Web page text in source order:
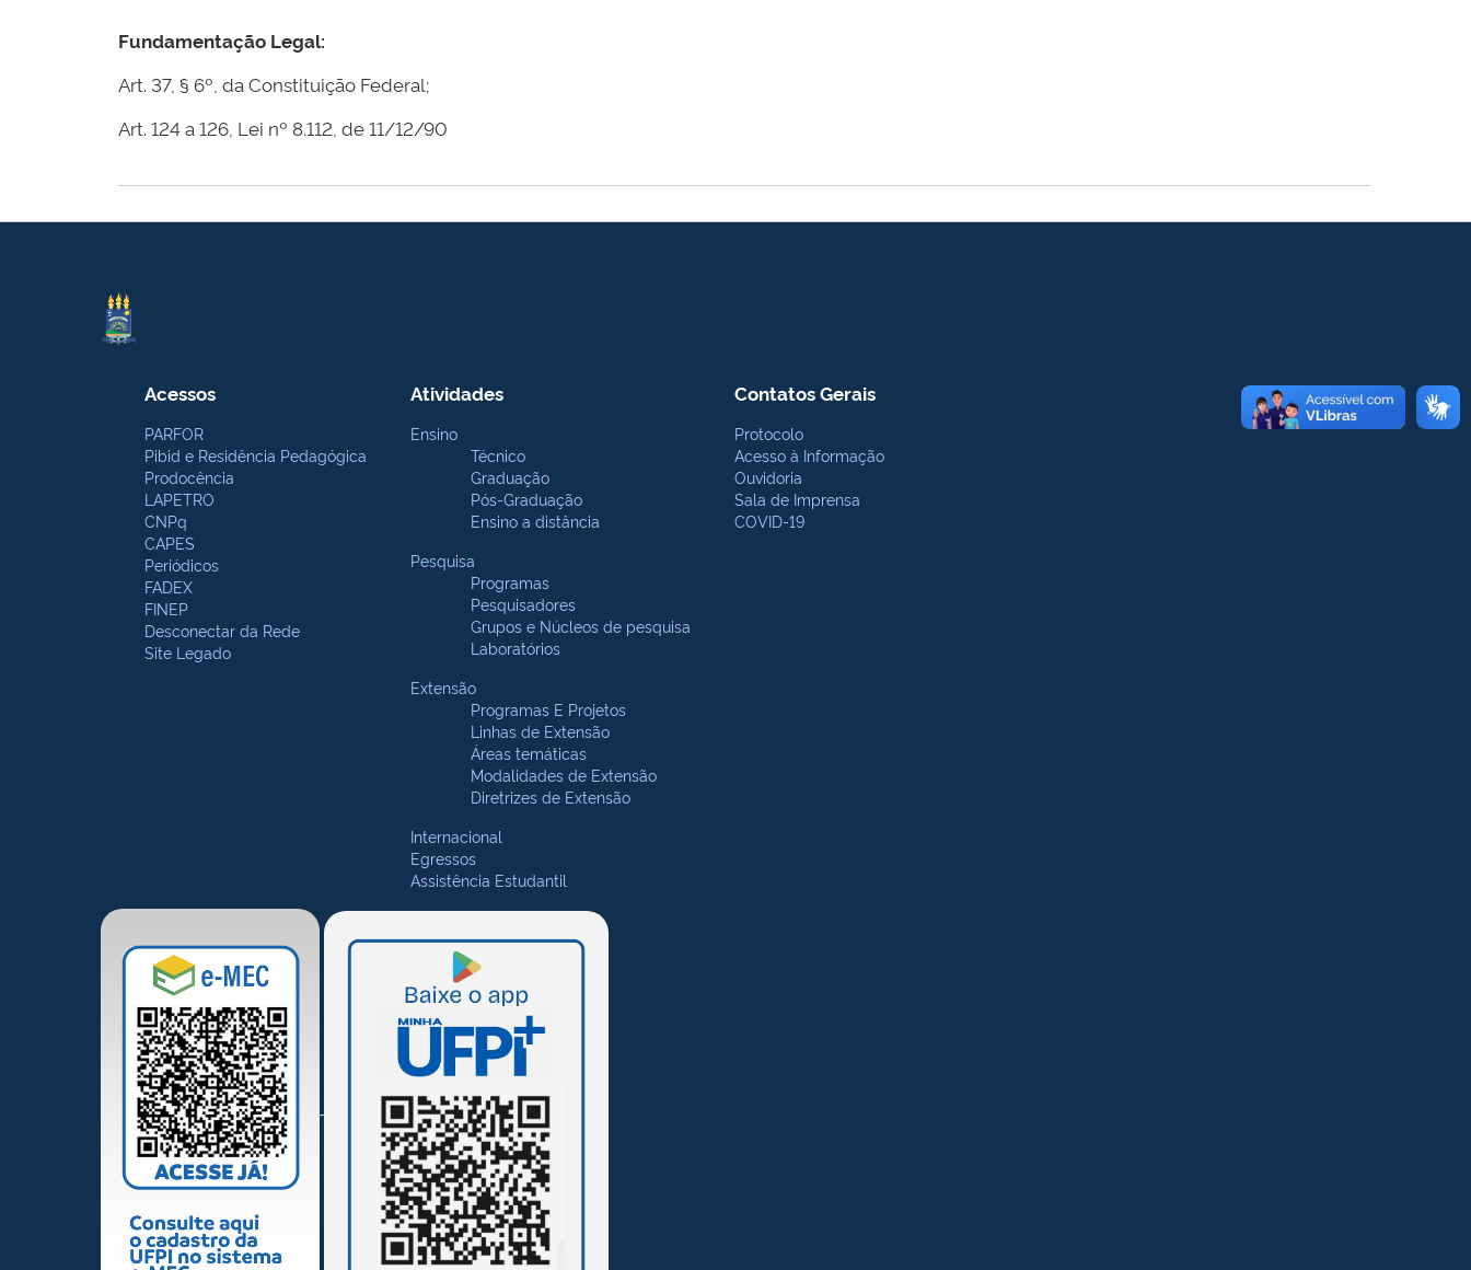
Fundamentação Legal:
Art. 37, § 6º, da Constituição Federal;
Art. 124 a 126, Lei nº 8.112, de 11/12/90
Acessos
PARFOR
Pibid e Residência Pedagógica
Prodocência
LAPETRO
CNPq
CAPES
Periódicos
FADEX
FINEP
Desconectar da Rede
Site Legado
Atividades
Ensino
Técnico
Graduação
Pós-Graduação
Ensino a distância
Pesquisa
Programas
Pesquisadores
Grupos e Núcleos de pesquisa
Laboratórios
Extensão
Programas E Projetos
Linhas de Extensão
Áreas temáticas
Modalidades de Extensão
Diretrizes de Extensão
Internacional
Egressos
Assistência Estudantil
Contatos Gerais
Protocolo
Acesso à Informação
Ouvidoria
Sala de Imprensa
COVID-19